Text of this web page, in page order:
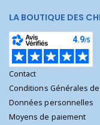
LA BOUTIQUE DES
Contact
Conditions Générales
Données personnelles
Moyens de paiement